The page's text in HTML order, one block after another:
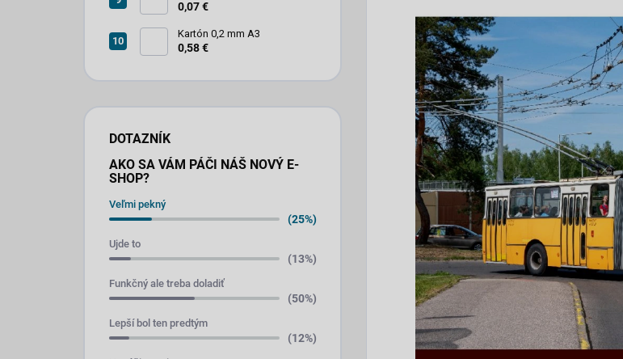
stojan 2ks
0,07 €
Kartón 0,2 mm A3
0,58 €
DOTAZNÍK
AKO SA VÁM PÁČI NÁŠ NOVÝ E-
SHOP?
Veľmi pekný
(25%)
Ujde to
(13%)
Funkčný ale treba doladiť
(50%)
Lepší bol ten predtým
(12%)